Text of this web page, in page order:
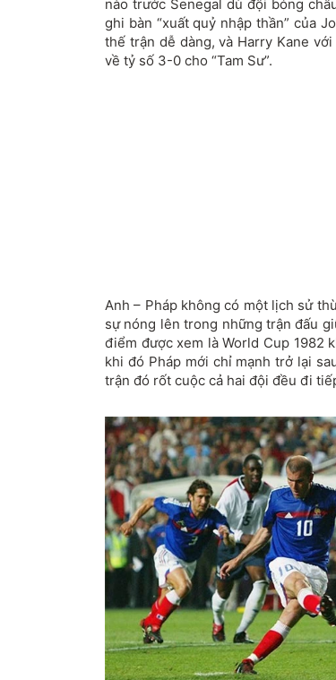
nào trước Senegal dù đội bóng
ghi bàn “xuất quỷ nhập thần” của
thế trận dễ dàng, và Harry Kane
về tỷ số 3-0 cho “Tam Sư”.
Anh – Pháp không có một lịch sử
sự nóng lên trong những trận đấu
điểm được xem là World Cup 1982
khi đó Pháp mới chỉ mạnh trở lại
trận đó rốt cuộc cả hai đội đều đi